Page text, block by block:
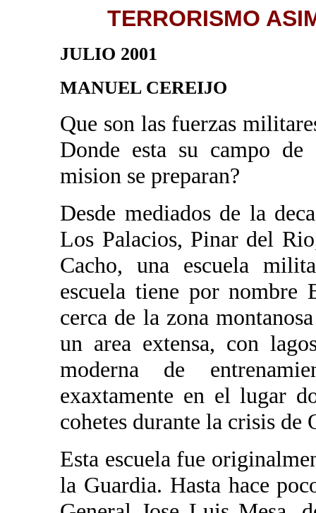
TERRORISMO
JULIO 2001
MANUEL CEREIJO
Que son las fuerzas
Donde esta su campo de
mision se preparan?
Desde mediados de la
Los Palacios, Pinar del
Cacho, una escuela
escuela tiene por nombre
cerca de la zona
un area extensa, con
moderna de
exaxtamente en el lugar
cohetes durante la crisis de
Esta escuela fue
la Guardia. Hasta hace